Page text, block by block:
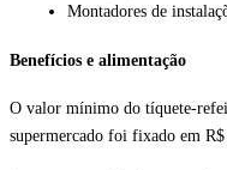
Montadores de
Benefícios e alimentação
O valor mínimo do tíquete-
supermercado foi fixado em